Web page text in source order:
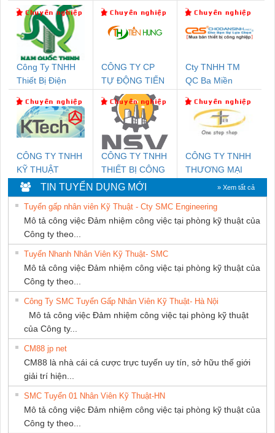
Công Ty TNHH
Thiết Bị Điện
CÔNG TY CP
TỰ ĐỘNG TIẾN
HƯNG
Cty TNHH TM
QC Ba Miền
CÔNG TY TNHH
KỸ THUẬT
KTECH VIỆT
NAM
CÔNG TY TNHH
THIẾT BỊ CÔNG
NGHIỆP NIHON
SETSUBI VIỆT
NAM
CÔNG TY TNHH
THƯƠNG MẠI
THIÊN ÂN VIỆT
NAM
TIN TUYỂN DỤNG MỚI » Xem tất cả
Tuyển gấp nhân viên Kỹ Thuật - Cty SMC Engineering
Mô tả công việc Đảm nhiệm công việc tại phòng kỹ thuật của
Công ty theo...
Tuyển Nhanh Nhân Viên Kỹ Thuật- SMC
Mô tả công việc Đảm nhiệm công việc tại phòng kỹ thuật của
Công ty theo...
Công Ty SMC Tuyển Gấp Nhân Viên Kỹ Thuật- Hà Nội
Mô tả công việc Đảm nhiệm công việc tại phòng kỹ thuật
của Công ty...
CM88 jp net
CM88 là nhà cái cá cược trực tuyến uy tín, sở hữu thế giới
giải trí hiện...
SMC Tuyển 01 Nhân Viên Kỹ Thuật-HN
Mô tả công việc Đảm nhiệm công việc tại phòng kỹ thuật của
Công ty theo...